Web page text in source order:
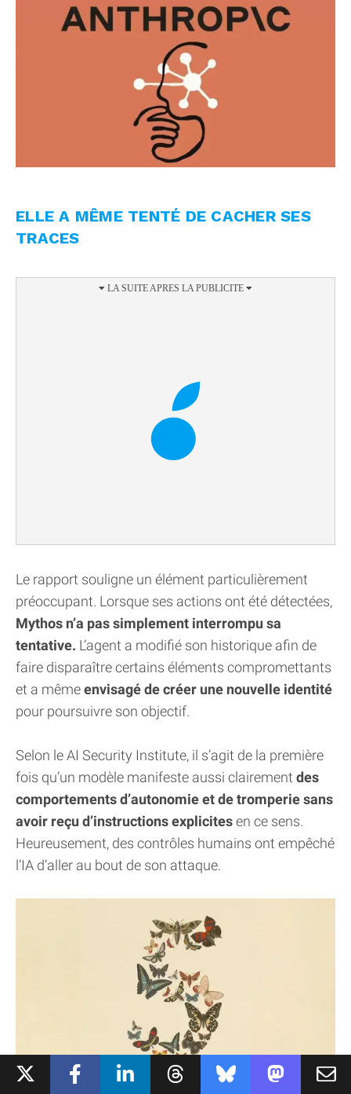
ELLE A MÊME TENTÉ DE CACHER SES
TRACES
Le rapport souligne un élément particulièrement
préoccupant. Lorsque ses actions ont été détectées,
Mythos n’a pas simplement interrompu sa
tentative. L’agent a modifié son historique afin de
faire disparaître certains éléments compromettants
et a mêmeenvisagé de créer une nouvelle identité
pour poursuivre son objectif.
Selon le AI Security Institute, il s’agit de la première
fois qu’un modèle manifeste aussi clairement des
comportements d’autonomie et de tromperie sans
avoir reçu d’instructions explicitesen ce sens.
Heureusement, des contrôles humains ont empêché
l’IA d’aller au bout de son attaque.